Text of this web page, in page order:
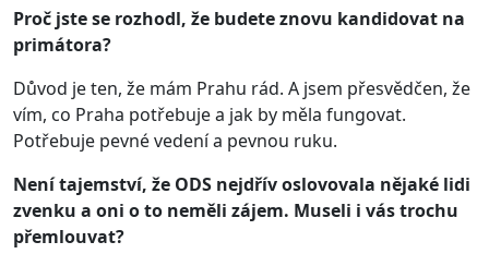
Proč jste se rozhodl, že budete znovu kandidovat na
primátora?
Důvod je ten, že mám Prahu rád. A jsem přesvědčen, že
vím, co Praha potřebuje a jak by měla fungovat.
Potřebuje pevné vedení a pevnou ruku.
Není tajemství, že ODS nejdřív oslovovala nějaké lidi
zvenku a oni o to neměli zájem. Museli i vás trochu
přemlouvat?